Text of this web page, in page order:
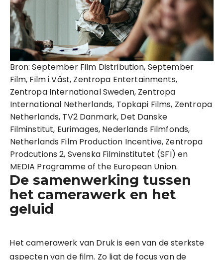
Bron: September Film Distribution, September
Film, Film i Väst, Zentropa Entertainments,
Zentropa International Sweden, Zentropa
International Netherlands, Topkapi Films, Zentropa
Netherlands, TV2 Danmark, Det Danske
Filminstitut, Eurimages, Nederlands Filmfonds,
Netherlands Film Production Incentive, Zentropa
Prodcutions 2, Svenska Filminstitutet (SFI) en
MEDIA Programme of the European Union.
De samenwerking tussen
het camerawerk en het
geluid
Het camerawerk van Druk is een van de sterkste
aspecten van de film. Zo ligt de focus van de